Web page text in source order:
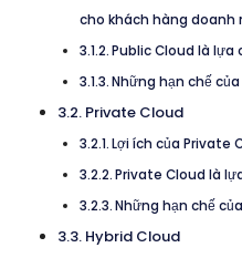
cho khách hàng doanh
Public Cloud là lựa
Những hạn chế
Private Cloud
Lợi ích của Private
Private Cloud là
Những hạn chế
Hybrid Cloud